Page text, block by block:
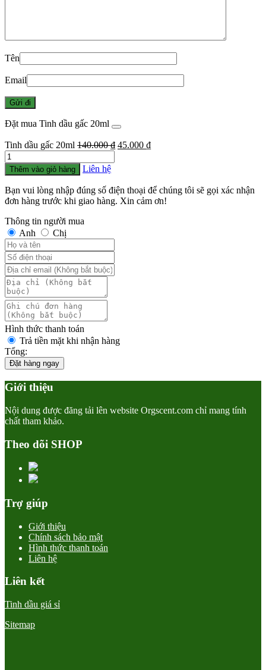
Tên
Email
Đặt mua Tinh dầu gấc 20ml
Tinh dầu gấc 20ml 140.000₫ Giá
45.000 ₫Giá
45.000 ₫.
Số
lượng
Thêm vào giỏ hàng Liên hệ
Bạn vui lòng nhập đúng số điện thoại để chúng tôi sẽ gọi xác nhận
đơn hàng trước khi giao hàng. Xin cảm ơn!
Thông tin người mua
Anh
Chị
Hình thức thanh toán
Trả tiền mặt khi nhận hàng
Tổng:
Đặt hàng ngay
Giới thiệu
Nội dung được đăng tải lên website Orgscent.com chỉ mang tính
chất tham khảo.
Theo dõi SHOP
Trợ giúp
Giới thiệu
Chính sách bảo mật
Hình thức thanh toán
Liên hệ
Liên kết
Tinh dầu giá sỉ
Sitemap